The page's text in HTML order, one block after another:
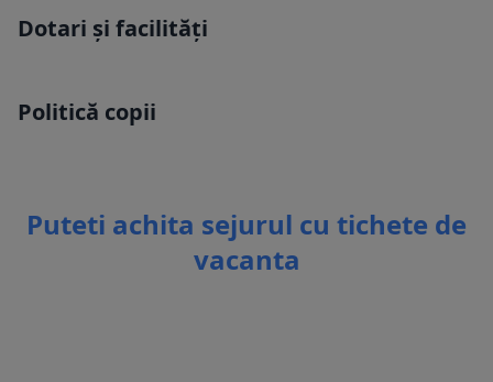
Dotari și facilități
Politică copii
Puteti achita sejurul cu tichete de
vacanta